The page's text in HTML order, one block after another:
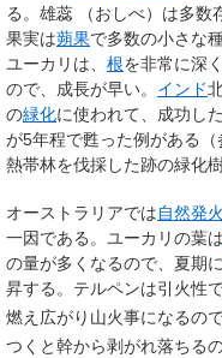
る。 雄蕊 （おしべ） は多数
果実は蒴果で多数の小さな
ユーカリは、 根を非常に深
ので、成長が早い。 インド
の緑化に使われて、成功した
が5年程で甦った例がある（
熱帯林を伐採した跡の緑化
オーストラリアでは自然発火
一因である。ユーカリの葉は
の量が多くなるので、夏期
昇する。テルペンは引火性
燃え広がり山火事になるの
つくと幹から剥がれ落ちる